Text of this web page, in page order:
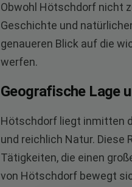
Obwohl Hötschdorf nicht
Geschichte und
genaueren Blick auf die
werfen.
Geografische Lage
Hötschdorf liegt inmitten
und reichlich Natur. Diese
Tätigkeiten, die einen
von Hötschdorf bewegt